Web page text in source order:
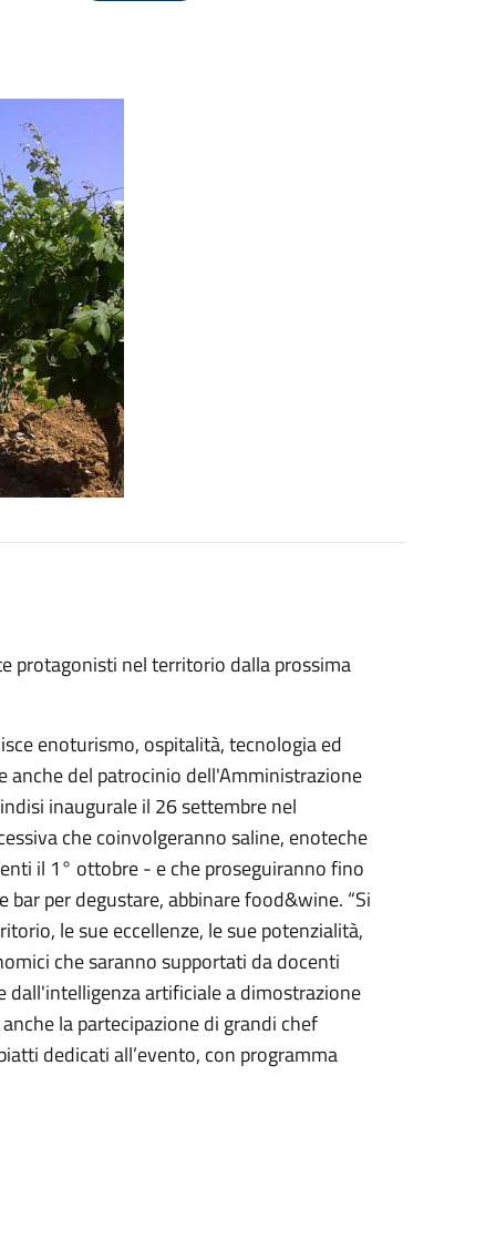
protagonisti nel territorio dalla prossima
enoturismo, ospitalità, tecnologia ed
anche del patrocinio dell'Amministrazione
inaugurale il 26 settembre nel
che coinvolgeranno saline, enoteche
il 1° ottobre - e che proseguiranno fino
per degustare, abbinare food&wine. “Si
le sue eccellenze, le sue potenzialità,
che saranno supportati da docenti
artificiale a dimostrazione
la partecipazione di grandi chef
dedicati all’evento, con programma